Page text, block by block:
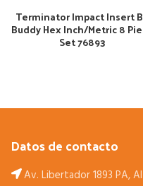
Terminator Impact Insert
Buddy Hex Inch/Metric 8
Set 76893
Datos de contacto
Av. Libertador 1893 PA,